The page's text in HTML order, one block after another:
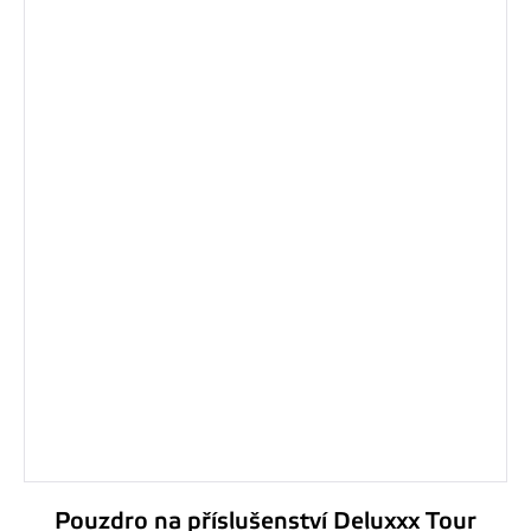
Pouzdro na příslušenství Deluxxx Tour